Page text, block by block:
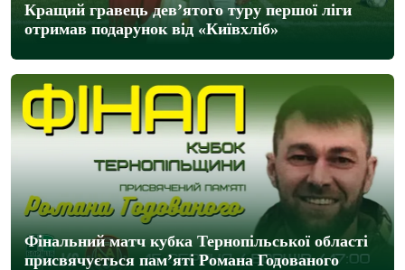
Кращий гравець дев’ятого туру першої ліги
отримав подарунок від «Київхліб»
Фінальний матч кубка Тернопільської області
присвячується пам’яті Романа Годованого